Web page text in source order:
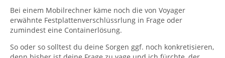
Bei einem Mobilrechner käme noch die von Voyager
erwähnte Festplattenverschlüssrlung in Frage oder
zumindest eine Containerlösung.
So oder so solltest du deine Sorgen ggf. noch konkretisieren,